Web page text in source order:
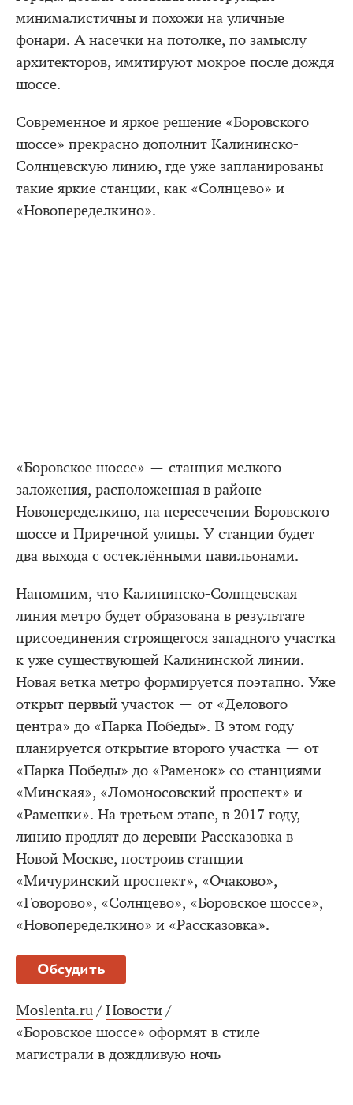
минималистичны и похожи на уличные
фонари. А насечки на потолке, по замыслу
архитекторов, имитируют мокрое после дождя
шоссе.
Современное и яркое решение «Боровского
шоссе» прекрасно дополнит Калининско-
Солнцевскую линию, где уже запланированы
такие яркие станции, как «Солнцево» и
«Новопеределкино».
«Боровское шоссе» — станция мелкого
заложения, расположенная в районе
Новопеределкино, на пересечении Боровского
шоссе и Приречной улицы. У станции будет
два выхода с остеклёнными павильонами.
Напомним, что Калининско-Солнцевская
линия метро будет образована в результате
присоединения строящегося западного участка
к уже существующей Калининской линии.
Новая ветка метро формируется поэтапно. Уже
открыт первый участок — от «Делового
центра» до «Парка Победы». В этом году
планируется открытие второго участка — от
«Парка Победы» до «Раменок» со станциями
«Минская», «Ломоносовский проспект» и
«Раменки». На третьем этапе, в 2017 году,
линию продлят до деревни Рассказовка в
Новой Москве, построив станции
«Мичуринский проспект», «Очаково»,
«Говорово», «Солнцево», «Боровское шоссе»,
«Новопеределкино» и «Рассказовка».
Обсудить
Moslenta.ru / Новости /
«Боровское шоссе» оформят в стиле
магистрали в дождливую ночь